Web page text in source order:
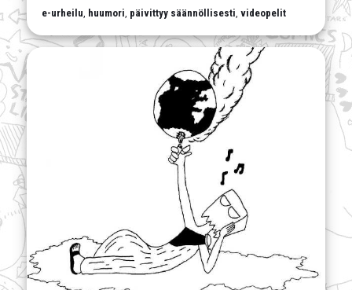
e-urheilu huumori päivittyy säännöllisesti ,videopelit